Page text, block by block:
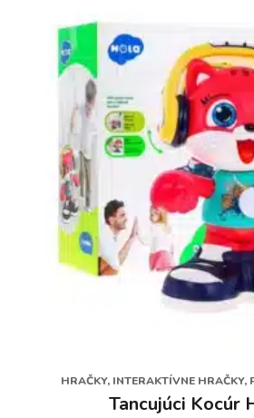
HRAČKY, INTERAKTÍVNE HRAČKY,
Tancujúci Kocúr